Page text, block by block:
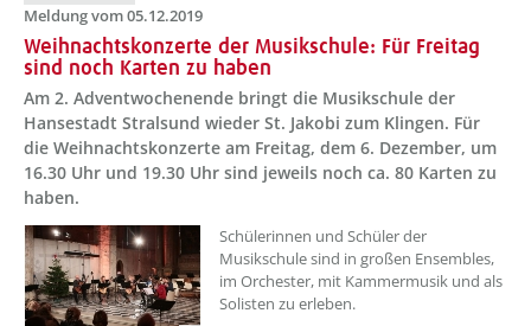
Meldung vom 05.12.2019
Weihnachtskonzerte der Musikschule: Für Freitag
sind noch Karten zu haben
Am 2. Adventwochenende bringt die Musikschule der
Hansestadt Stralsund wieder St. Jakobi zum Klingen. Für
die Weihnachtskonzerte am Freitag, dem 6. Dezember, um
16.30 Uhr und 19.30 Uhr sind jeweils noch ca. 80 Karten zu
haben.
Schülerinnen und Schüler der
Musikschule sind in großen Ensembles,
im Orchester, mit Kammermusik und als
Solisten zu erleben.